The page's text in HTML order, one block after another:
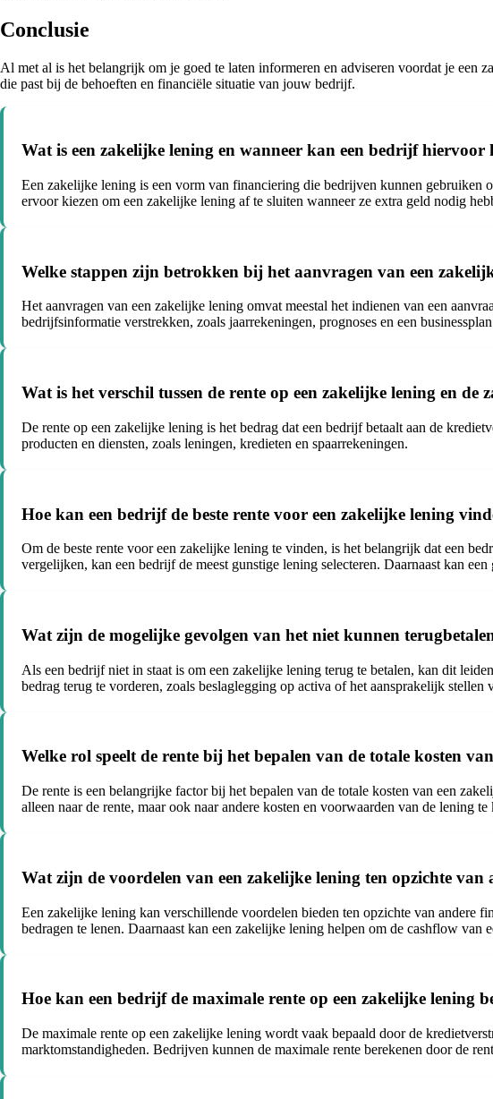
Conclusie
Al met al is het belangrijk om je goed te laten informeren en adviseren voordat je een
die past bij de behoeften en financiële situatie van jouw bedrijf.
Wat is een zakelijke lening en wanneer kan een bedrijf hiervoor
Een zakelijke lening is een vorm van financiering die bedrijven kunnen gebruiken
ervoor kiezen om een zakelijke lening af te sluiten wanneer ze extra geld nodig
Welke stappen zijn betrokken bij het aanvragen van een
Het aanvragen van een zakelijke lening omvat meestal het indienen van een
bedrijfsinformatie verstrekken, zoals jaarrekeningen, prognoses en een
Wat is het verschil tussen de rente op een zakelijke lening en de
De rente op een zakelijke lening is het bedrag dat een bedrijf betaalt aan de
producten en diensten, zoals leningen, kredieten en spaarrekeningen.
Hoe kan een bedrijf de beste rente voor een zakelijke lening
Om de beste rente voor een zakelijke lening te vinden, is het belangrijk dat een
vergelijken, kan een bedrijf de meest gunstige lening selecteren. Daarnaast kan
Wat zijn de mogelijke gevolgen van het niet kunnen
Als een bedrijf niet in staat is om een zakelijke lening terug te betalen, kan dit
bedrag terug te vorderen, zoals beslaglegging op activa of het aansprakelijk stellen
Welke rol speelt de rente bij het bepalen van de totale kosten
De rente is een belangrijke factor bij het bepalen van de totale kosten van een
alleen naar de rente, maar ook naar andere kosten en voorwaarden van de lening
Wat zijn de voordelen van een zakelijke lening ten opzichte
Een zakelijke lening kan verschillende voordelen bieden ten opzichte van andere
bedragen te lenen. Daarnaast kan een zakelijke lening helpen om de cashflow van
Hoe kan een bedrijf de maximale rente op een zakelijke lening
De maximale rente op een zakelijke lening wordt vaak bepaald door de
marktomstandigheden. Bedrijven kunnen de maximale rente berekenen door de